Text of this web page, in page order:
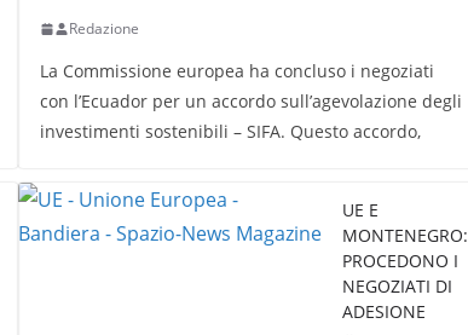
Redazione
La Commissione europea ha concluso i negoziati
con l’Ecuador per un accordo sull’agevolazione degli
investimenti sostenibili – SIFA. Questo accordo,
UE E
MONTENEGRO:
PROCEDONO I
NEGOZIATI DI
ADESIONE